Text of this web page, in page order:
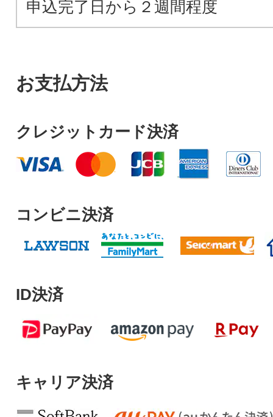
申込完了日から２週間程度
お支払方法
クレジットカード決済
コンビニ決済
ID決済
キャリア決済